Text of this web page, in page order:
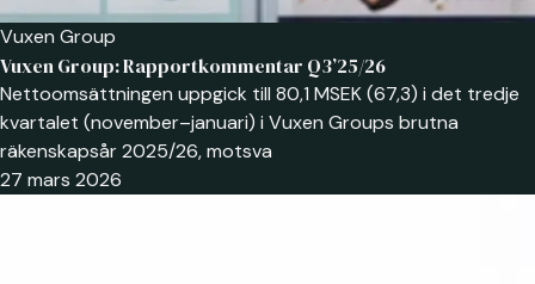
Vuxen Group
Vuxen Group: Rapportkommentar Q3’25/26
Nettoomsättningen uppgick till 80,1 MSEK (67,3) i det tredje
kvartalet (november–januari) i Vuxen Groups brutna
räkenskapsår 2025/26, motsva
27 mars 2026